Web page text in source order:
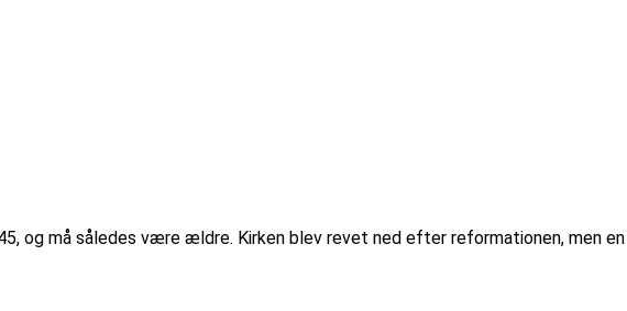
og må således være ældre. Kirken blev revet ned efter reformationen, men